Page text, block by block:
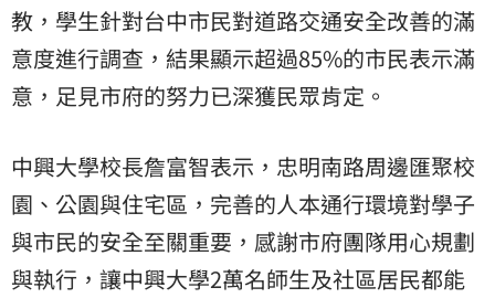
教，學生針對台中市民對道路交通安全改善的滿
意度進行調查，結果顯示超過85%的市民表示滿
意，足見市府的努力已深獲民眾肯定。
中興大學校長詹富智表示，忠明南路周邊匯聚校
園、公園與住宅區，完善的人本通行環境對學子
與市民的安全至關重要，感謝市府團隊用心規劃
與執行，讓中興大學2萬名師生及社區居民都能